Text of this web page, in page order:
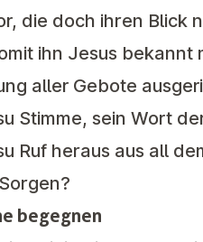
die doch ihren Blick
ihn Jesus bekannt
aller Gebote
Stimme, sein Wort
Ruf heraus aus all
begegnen